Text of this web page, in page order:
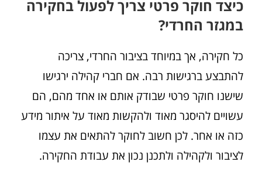
כיצד חוקר פרטי צריך לפעול בחקירה
במגזר החרדי?
כל חקירה, אך במיוחד בציבור החרדי, צריכה
להתבצע ברגישות רבה. אם חברי קהילה ירגישו
שישנו חוקר פרטי שבודק אותם או אחד מהם, הם
עשויים להיסגר מאוד ולהקשות מאוד על איתור מידע
כזה או אחר. לכן חשוב לחוקר להתאים את עצמו
לציבור ולקהילה ולתכנן נכון את עבודת החקירה.